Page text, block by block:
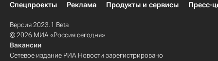
Спецпроекты
Реклама Продукты и сервисы Пресс-
Версия 2023.1 Beta
© 2026 МИА «Россия сегодня»
Вакансии
Сетевое издание РИА Новости зарегистрировано